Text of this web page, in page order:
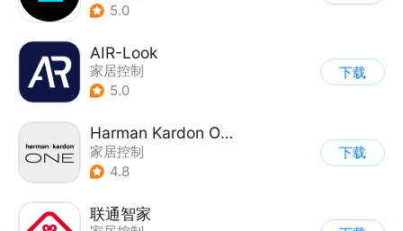
5.0
AIR-Look
家居控制
5.0
下载
Harman Kardon One
家居控制
4.8
下载
联通智家